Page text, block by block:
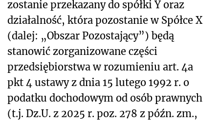
zostanie przekazany do spółki Y oraz
działalność, która pozostanie w Spółce X
(dalej: „Obszar Pozostający”) będą
stanowić zorganizowane części
przedsiębiorstwa w rozumieniu art. 4a
pkt 4 ustawy z dnia 15 lutego 1992 r. o
podatku dochodowym od osób prawnych
(t.j. Dz.U. z 2025 r. poz. 278 z późn. zm.,